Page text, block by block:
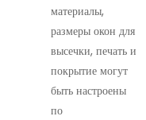
материалы,
размеры окон для
высечки, печать и
покрытие могут
быть настроены
по